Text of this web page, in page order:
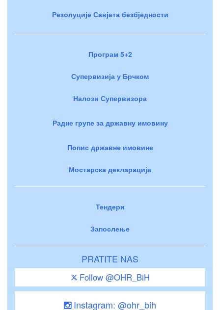
Резолуције Савјета безбједности
Програм 5+2
Супервизија у Брчком
Налози Супервизора
Радне групе за државну имовину
Попис државне имовине
Мостарска декларација
Тендери
Запослење
PRATITE NAS
Follow @OHR_BiH
Instagram: @ohr_bih